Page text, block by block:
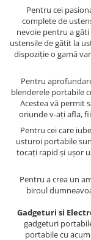
Pentru cei
complete de
nevoie pentru a găti
ustensile de gătit la
dispoziție o gamă
Pentru
blenderele portabile
Acestea vă permit
oriunde v-ați afla,
Pentru cei care
usturoi portabile
tocați rapid și ușor
Pentru a crea un
biroul
Gadgeturi si
gadgeturi
portabile cu